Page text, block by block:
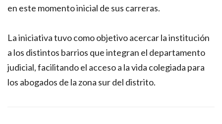
en este momento inicial de sus carreras.
La iniciativa tuvo como objetivo acercar la institución
a los distintos barrios que integran el departamento
judicial, facilitando el acceso a la vida colegiada para
los abogados de la zona sur del distrito.